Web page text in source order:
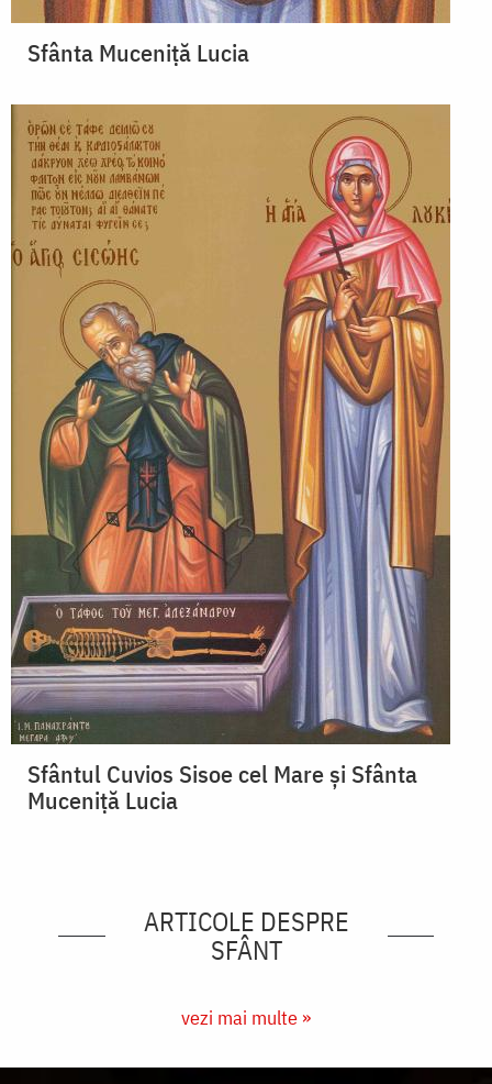
Sfânta Muceniță Lucia
Sfântul Cuvios Sisoe cel Mare și Sfânta
Muceniță Lucia
ARTICOLE DESPRE
SFÂNT
vezi mai multe »